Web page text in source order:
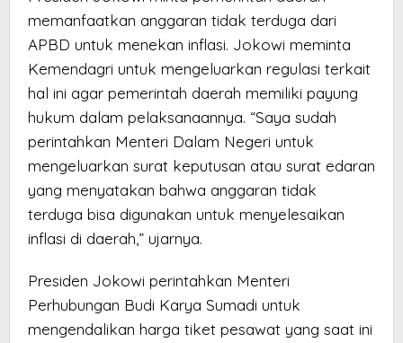
memanfaatkan anggaran tidak terduga dari
APBD untuk menekan inflasi. Jokowi meminta
Kemendagri untuk mengeluarkan regulasi terkait
hal ini agar pemerintah daerah memiliki payung
hukum dalam pelaksanaannya. “Saya sudah
perintahkan Menteri Dalam Negeri untuk
mengeluarkan surat keputusan atau surat edaran
yang menyatakan bahwa anggaran tidak
terduga bisa digunakan untuk menyelesaikan
inflasi di daerah,” ujarnya.
Presiden Jokowi perintahkan Menteri
Perhubungan Budi Karya Sumadi untuk
mengendalikan harga tiket pesawat yang saat ini